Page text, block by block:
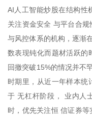
AI人工智能炒股在结构性
关注资金安全 与平台合
与风控体系的机构，逐渐
数表现钝化而题材活跃的
回撤突破15%的情况并不
时期里，从近一年样本统
于 无杠杆阶段， 业内人
时，优先关注恒 信证券